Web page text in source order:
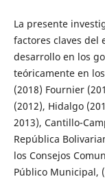
La presente
factores claves del
desarrollo en los
teóricamente en
(2018) Fournier
(2012), Hidalgo
2013), Cantillo-
República
los Consejos
Público Municipal,